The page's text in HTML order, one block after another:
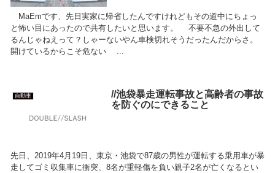
MaEmです、先日実家に帰省したんですけれどもその道中にちょっ
と怖い目にあったので共有したいと思います。 不要不急の外出して
るんじゃねえって？しゃーないやん車検切れそうだったんだからさ。
開けているからこそ危ない ...
自動車
//池袋暴走運転事故と高齢者の事故
を防ぐのにできること
先日、2019年4月19日、東京・池袋で87歳の男性が運転する乗用車が暴
走してゴミ収集車に衝突、8名が重軽傷を負い親子2名が亡くなるとい